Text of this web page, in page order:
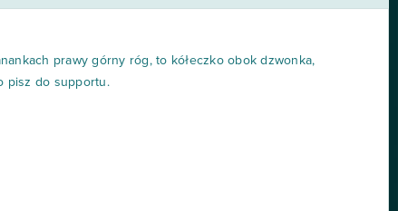
prawy górny róg, to kółeczko obok dzwonka,
pisz do supportu.